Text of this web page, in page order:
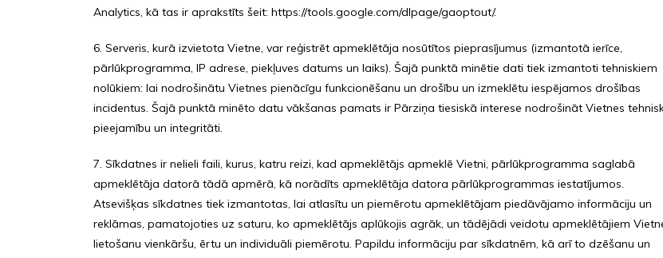
Analytics, kā tas ir aprakstīts šeit: https://tools.google.com/dlpage/gaoptout/.
6. Serveris, kurā izvietota Vietne, var reģistrēt apmeklētāja nosūtītos pieprasījumus (izmantotā ierīce,
pārlūkprogramma, IP adrese, piekļuves datums un laiks). Šajā punktā minētie dati tiek izmantoti tehniskiem
nolūkiem: lai nodrošinātu Vietnes pienācīgu funkcionēšanu un drošību un izmeklētu iespējamos drošības
incidentus. Šajā punktā minēto datu vākšanas pamats ir Pārziņa tiesiskā interese nodrošināt Vietnes
pieejamību un integritāti.
7. Sīkdatnes ir nelieli faili, kurus, katru reizi, kad apmeklētājs apmeklē Vietni, pārlūkprogramma saglabā
apmeklētāja datorā tādā apmērā, kā norādīts apmeklētāja datora pārlūkprogrammas iestatījumos.
Atsevišķas sīkdatnes tiek izmantotas, lai atlasītu un piemērotu apmeklētājam piedāvājamo informāciju un
reklāmas, pamatojoties uz saturu, ko apmeklētājs aplūkojis agrāk, un tādējādi veidotu apmeklētājiem
lietošanu vienkāršu, ērtu un individuāli piemērotu. Papildu informāciju par sīkdatnēm, kā arī to dzēšanu un